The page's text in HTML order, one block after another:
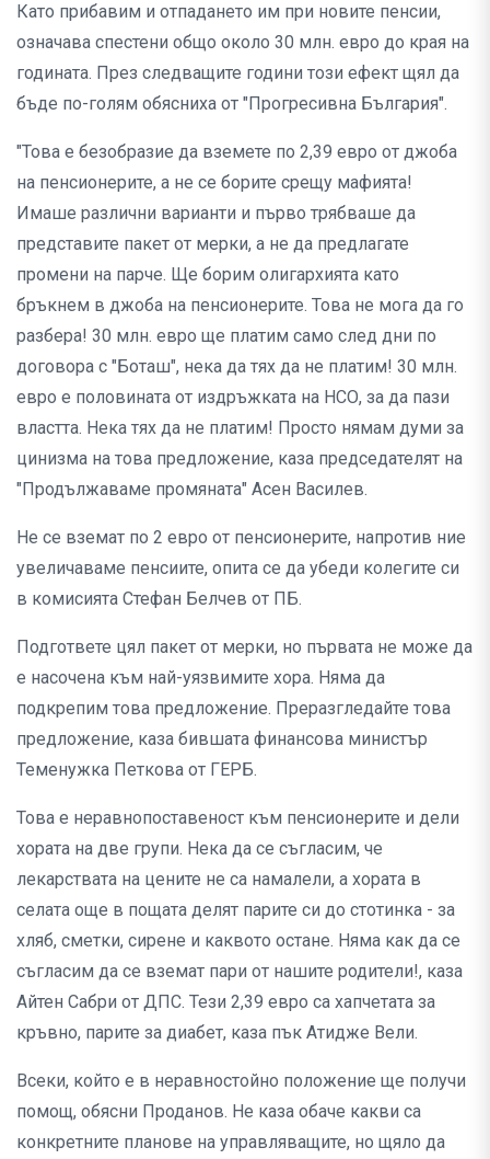
Като прибавим и отпадането им при новите пенсии,
означава спестени общо около 30 млн. евро до края на
годината. През следващите години този ефект щял да
бъде по-голям обясниха от "Прогресивна България".
"Това е безобразие да вземете по 2,39 евро от джоба
на пенсионерите, а не се борите срещу мафията!
Имаше различни варианти и първо трябваше да
представите пакет от мерки, а не да предлагате
промени на парче. Ще борим олигархията като
бръкнем в джоба на пенсионерите. Това не мога да го
разбера! 30 млн. евро ще платим само след дни по
договора с "Боташ", нека да тях да не платим! 30 млн.
евро е половината от издръжката на НСО, за да пази
властта. Нека тях да не платим! Просто нямам думи за
цинизма на това предложение, каза председателят на
"Продължаваме промяната" Асен Василев.
Не се вземат по 2 евро от пенсионерите, напротив ние
увеличаваме пенсиите, опита се да убеди колегите си
в комисията Стефан Белчев от ПБ.
Подгответе цял пакет от мерки, но първата не може да
е насочена към най-уязвимите хора. Няма да
подкрепим това предложение. Преразгледайте това
предложение, каза бившата финансова министър
Теменужка Петкова от ГЕРБ.
Това е неравнопоставеност към пенсионерите и дели
хората на две групи. Нека да се съгласим, че
лекарствата на цените не са намалели, а хората в
селата още в пощата делят парите си до стотинка - за
хляб, сметки, сирене и каквото остане. Няма как да се
съгласим да се вземат пари от нашите родители!, каза
Айтен Сабри от ДПС. Тези 2,39 евро са хапчетата за
кръвно, парите за диабет, каза пък Атидже Вели.
Всеки, който е в неравностойно положение ще получи
помощ, обясни Проданов. Не каза обаче какви са
конкретните планове на управляващите, но щяло да